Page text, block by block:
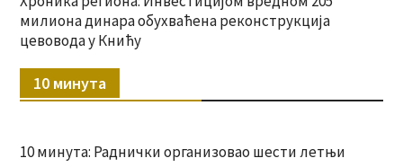
милиона динара обухваћена реконструкција
цевовода у Книћу
10 минута
10 минута: Раднички организовао шести летњи